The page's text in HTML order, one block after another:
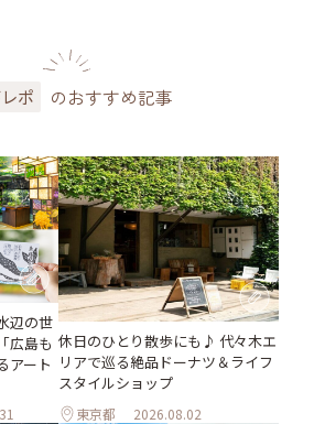
ポ のおすすめ記事
辺の世
広島も
アート
休日のひとり散歩にも♪ 代々木エ
リアで巡る絶品ドーナツ＆ライフ
スタイルショップ
東京都 2026.08.02